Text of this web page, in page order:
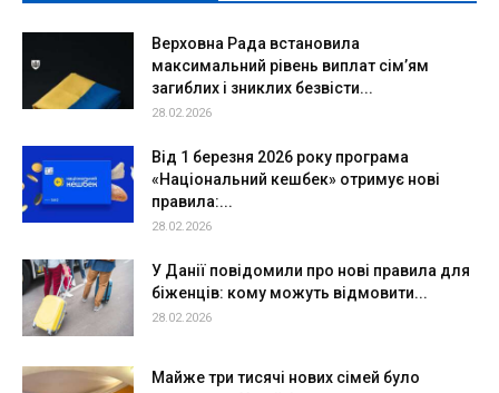
Верховна Рада встановила
максимальний рівень виплат сім’ям
загиблих і зниклих безвісти...
28.02.2026
Від 1 березня 2026 року програма
«Національний кешбек» отримує нові
правила:...
28.02.2026
У Данії повідомили про нові правила для
біженців: кому можуть відмовити...
28.02.2026
Майже три тисячі нових сімей було